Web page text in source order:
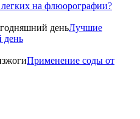
легких на флюорографии?
Лучшие
день
Применение соды от